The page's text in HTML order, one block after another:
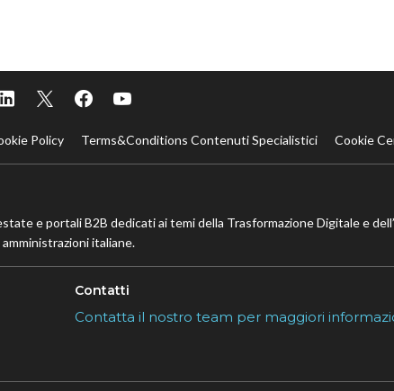
Policy Terms&Conditions Contenuti Specialistici Cookie
e portali B2B dedicati ai temi della Trasformazione Digitale e
italiane.
Contatti
Contatta il nostro team per maggiori